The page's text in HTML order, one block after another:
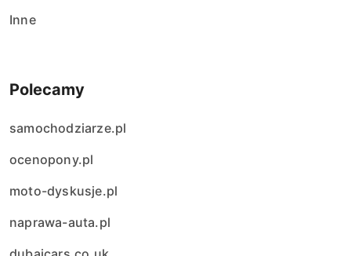
Inne
Polecamy
samochodziarze.pl
ocenopony.pl
moto-dyskusje.pl
naprawa-auta.pl